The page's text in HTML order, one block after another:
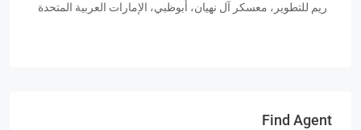
ريم للتطوير، معسكر آل نهيان، أبوظبي، الإمارات العربية المتحدة
Find Agent